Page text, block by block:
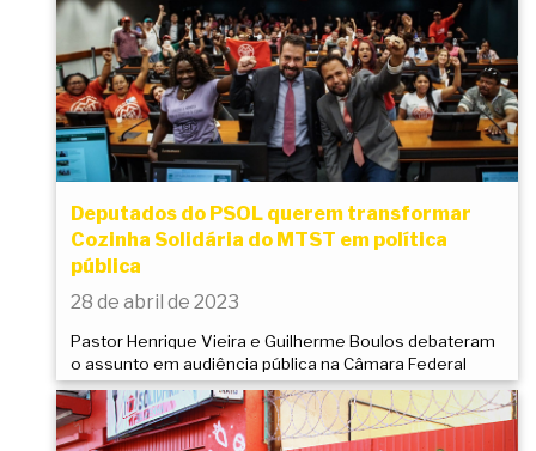
Deputados do PSOL querem transformar
Cozinha Solidária do MTST em política
pública
28 de abril de 2023
Pastor Henrique Vieira e Guilherme Boulos debateram
o assunto em audiência pública na Câmara Federal